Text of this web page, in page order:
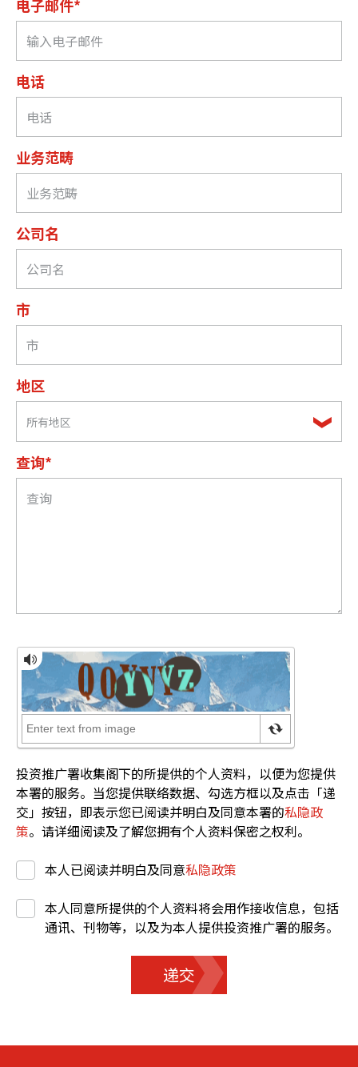
电子邮件*
电话
业务范畴
公司名
市
地区
所有地区
查询*
投资推广署收集阁下的所提供的个人资料，以便为您提供
本署的服务。当您提供联络数据、勾选方框以及点击「递
交」按钮，即表示您已阅读并明白及同意本署的私隐政
策。请详细阅读及了解您拥有个人资料保密之权利。
本人已阅读并明白及同意私隐政策
本人同意所提供的个人资料将会用作接收信息，包括
通讯、刊物等，以及为本人提供投资推广署的服务。
递交